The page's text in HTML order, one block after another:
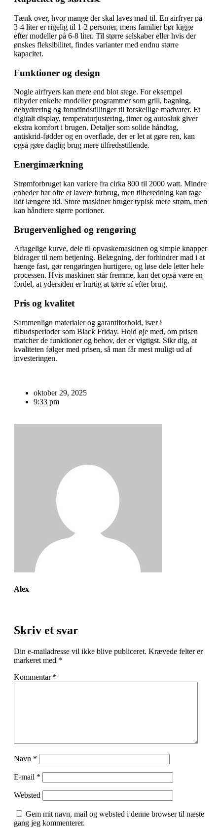
Tænk over, hvor mange der skal laves mad til. En airfryer på
3-4 liter er rigelig til 1-2 personer, mens familier bør kigge
efter modeller på 6-8 liter. Til større selskaber eller hvis der
ønskes fleksibilitet, findes varianter med endnu større
kapacitet.
Funktioner og design
Nogle airfryers kan mere end blot stege. For eksempel
tilbyder enkelte modeller programmer som grill, bagning,
dehydrering og forudindstillinger til forskellige madvarer. Et
digitalt display, temperaturjustering, timer og autosluk giver
ekstra komfort i brugen. Detaljer som solide håndtag,
antiskrid-fødder og en overflade, der er let at gøre ren, kan
også gøre daglig brug mere tilfredsstillende.
Energimærkning
Strømforbruget kan variere fra cirka 800 til 2000 watt. Mindre
enheder har ofte et lavere forbrug, men tilberedning kan tage
lidt længere tid. Store maskiner bruger typisk mere strøm, men
kan håndtere større portioner.
Brugervenlighed og rengøring
Aftagelige kurve, dele til opvaskemaskinen og simple knapper
bidrager til nem betjening. Belægning, der forhindrer mad i at
hænge fast, gør rengøringen hurtigere, og løse dele letter hele
processen. Hvis maskinen står fremme, kan det også være en
fordel, at ydersiden er hurtig at tørre af efter brug.
Pris og kvalitet
Sammenlign materialer og garantiforhold, især i
tilbudsperioder som Black Friday. Hold øje med, om prisen
matcher de funktioner og behov, der er vigtigst. Sikr dig, at
kvaliteten følger med prisen, så man får mest muligt ud af
investeringen.
oktober 29, 2025
9:33 pm
Alex
Skriv et svar
Din e-mailadresse vil ikke blive publiceret. Krævede felter er
markeret med *
Kommentar *
Navn *
E-mail *
Websted
Gem mit navn, mail og websted i denne browser til næste
gang jeg kommenterer.